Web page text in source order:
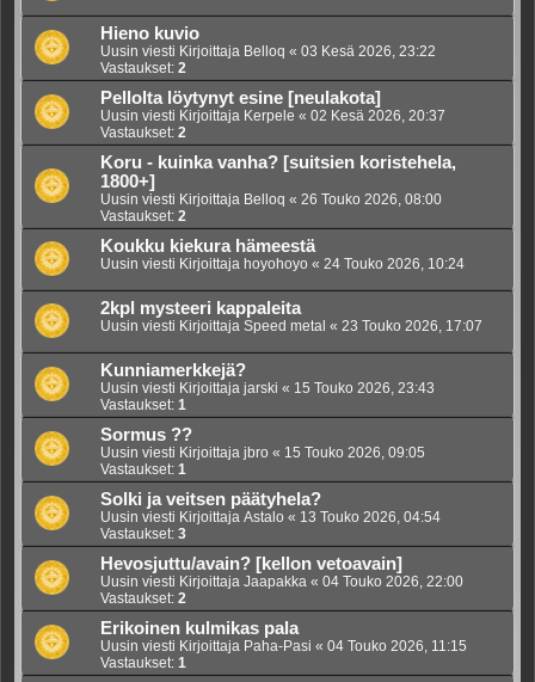
Hieno kuvio
Uusin viesti Kirjoittaja Belloq « 03 Kesä 2026, 23:22
Vastaukset: 2
Pellolta löytynyt esine [neulakota]
Uusin viesti Kirjoittaja Kerpele « 02 Kesä 2026, 20:37
Vastaukset: 2
Koru - kuinka vanha? [suitsien koristehela,
1800+]
Uusin viesti Kirjoittaja Belloq « 26 Touko 2026, 08:00
Vastaukset: 2
Koukku kiekura hämeestä
Uusin viesti Kirjoittaja hoyohoyo « 24 Touko 2026, 10:24
2kpl mysteeri kappaleita
Uusin viesti Kirjoittaja Speed metal « 23 Touko 2026, 17:07
Kunniamerkkejä?
Uusin viesti Kirjoittaja jarski « 15 Touko 2026, 23:43
Vastaukset: 1
Sormus ??
Uusin viesti Kirjoittaja jbro « 15 Touko 2026, 09:05
Vastaukset: 1
Solki ja veitsen päätyhela?
Uusin viesti Kirjoittaja Astalo « 13 Touko 2026, 04:54
Vastaukset: 3
Hevosjuttu/avain? [kellon vetoavain]
Uusin viesti Kirjoittaja Jaapakka « 04 Touko 2026, 22:00
Vastaukset: 2
Erikoinen kulmikas pala
Uusin viesti Kirjoittaja Paha-Pasi « 04 Touko 2026, 11:15
Vastaukset: 1